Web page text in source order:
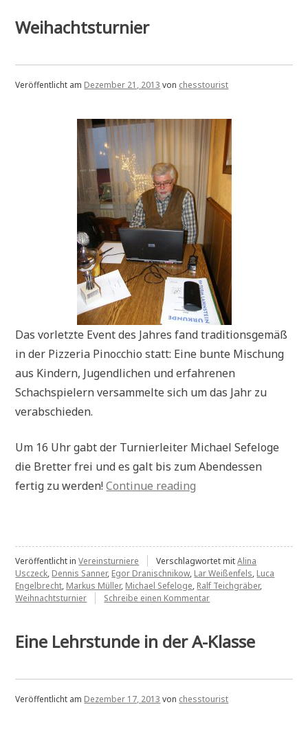
Weihachtsturnier
Veröffentlicht am Dezember 21, 2013 von chesstourist
Das vorletzte Event des Jahres fand traditionsgemäß
in der Pizzeria Pinocchio statt: Eine bunte Mischung
aus Kindern, Jugendlichen und erfahrenen
Schachspielern versammelte sich um das Jahr zu
verabschieden.
Um 16 Uhr gabt der Turnierleiter Michael Sefeloge
die Bretter frei und es galt bis zum Abendessen
fertig zu werden!Continue reading
Veröffentlicht inVereinsturniere Verschlagwortet mitAlina
Usczeck, Dennis Sanner, Egor Dranischnikow, Lar Weißenfels, Luca
Engelbrecht, Markus Müller, Michael Sefeloge, Ralf Teichgräber,
Weihnachtsturnier
Schreibe einen Kommentarzu
Eine Lehrstunde in der A-Klasse
Veröffentlicht am Dezember 17, 2013 von chesstourist